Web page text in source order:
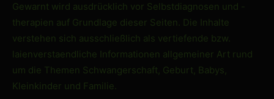
Gewarnt wird ausdrücklich vor Selbstdiagnosen und -
therapien auf Grundlage dieser Seiten. Die Inhalte
verstehen sich ausschließlich als vertiefende bzw.
laienverstaendliche Informationen allgemeiner Art rund
um die Themen Schwangerschaft, Geburt, Babys,
Kleinkinder und Familie.